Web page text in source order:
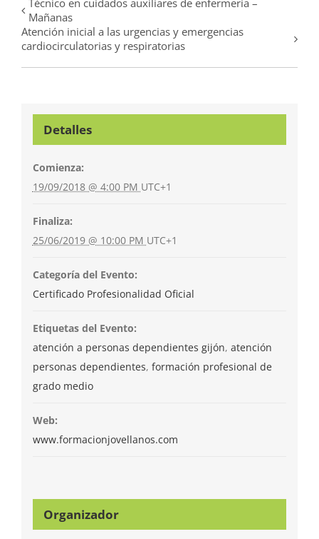
Mañanas
Atención inicial a las urgencias y emergencias
cardiocirculatorias y respiratorias
Detalles
Comienza:
19/09/2018 @ 4:00 PM UTC+1
Finaliza:
25/06/2019 @ 10:00 PM UTC+1
Categoría del Evento:
Certificado Profesionalidad Oficial
Etiquetas del Evento:
atención a personas dependientes gijón, atención
personas dependientes, formación profesional de
grado medio
Web:
www.formacionjovellanos.com
Organizador